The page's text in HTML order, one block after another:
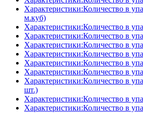
Характеристики:Количество в
м.куб)
Характеристики:Количество в
Характеристики:Количество в
Характеристики:Количество в
Характеристики:Количество в
Характеристики:Количество в
Характеристики:Количество в
Характеристики:Количество в
шт.)
Характеристики:Количество в
Характеристики:Количество в